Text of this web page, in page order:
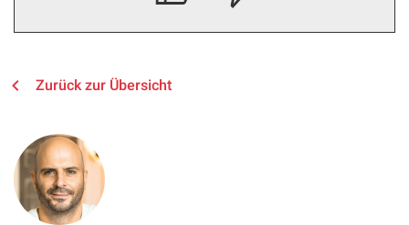
Zurück zur Übersicht